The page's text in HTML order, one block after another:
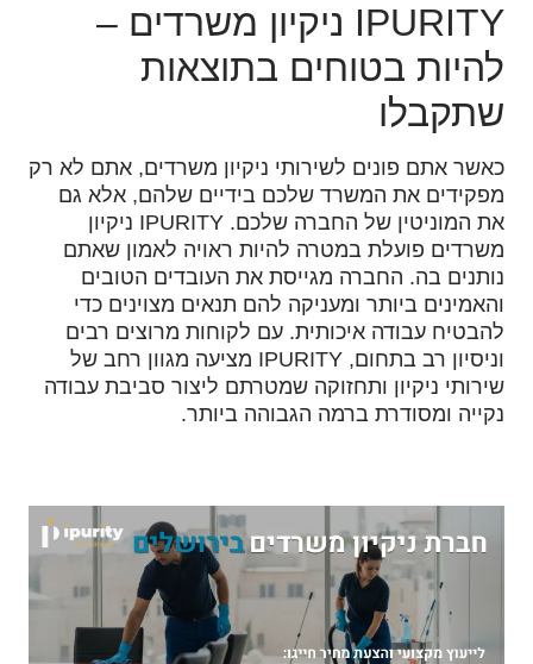
IPURITY ניקיון משרדים –
להיות בטוחים בתוצאות
שתקבלו
כאשר אתם פונים לשירותי ניקיון משרדים, אתם לא רק
מפקידים את המשרד שלכם בידיים שלהם, אלא גם
את המוניטין של החברה שלכם. IPURITY ניקיון
משרדים פועלת במטרה להיות ראויה לאמון שאתם
נותנים בה. החברה מגייסת את העובדים הטובים
והאמינים ביותר ומעניקה להם תנאים מצוינים כדי
להבטיח עבודה איכותית. עם לקוחות מרוצים רבים
וניסיון רב בתחום, IPURITY מציעה מגוון רחב של
שירותי ניקיון ותחזוקה שמטרתם ליצור סביבת עבודה
נקייה ומסודרת ברמה הגבוהה ביותר.